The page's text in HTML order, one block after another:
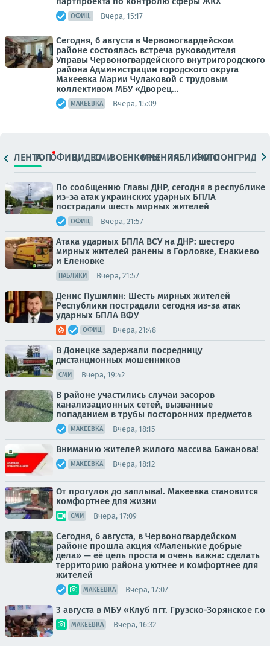
ОФИЦ. Вчера, 15:17
Сегодня, 6 августа в Червоногвардейском
районе состоялась встреча руководителя
Управы Червоногвардейского внутригородского
района Администрации городского округа
Макеевка Марии Чулаковой с трудовым
коллективом МБУ «Дворец...
МАКЕЕВКА Вчера, 15:09
ЛЕНТАТОПОФИЦ.ВИДЕОСМИВОЕНКОРЫМНЕНИЯПАБЛИКИ
ФОТОЛОНГРИДЫ
По сообщению Главы ДНР, сегодня в республике
из-за атак украинских ударных БПЛА
пострадали шесть мирных жителей
ОФИЦ. Вчера, 21:57
Атака ударных БПЛА ВСУ на ДНР: шестеро
мирных жителей ранены в Горловке, Енакиево
и Еленовке
ПАБЛИКИ Вчера, 21:57
Денис Пушилин: Шесть мирных жителей
Республики пострадали сегодня из-за атак
ударных БПЛА ВФУ
ОФИЦ. Вчера, 21:48
В Донецке задержали посредницу
дистанционных мошенников
СМИ Вчера, 19:42
В районе участились случаи засоров
канализационных сетей, вызванные
попаданием в трубы посторонних предметов
МАКЕЕВКА Вчера, 18:15
Вниманию жителей жилого массива Бажанова!
МАКЕЕВКА Вчера, 18:12
От прогулок до заплыва!. Макеевка становится
комфортнее для жизни
СМИ Вчера, 17:09
Сегодня, 6 августа, в Червоногвардейском
районе прошла акция «Маленькие добрые
дела» — её цель проста и очень важна: сделать
территорию района уютнее и комфортнее для
жителей
МАКЕЕВКА Вчера, 17:07
3 августа в МБУ «Клуб пгт. Грузско-Зорянское г.о
МАКЕЕВКА Вчера, 16:32